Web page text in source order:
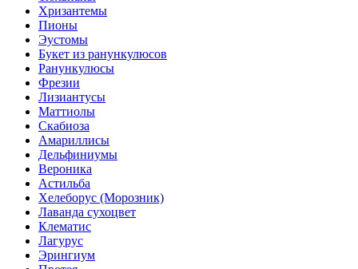
Хризантемы
Пионы
Эустомы
Букет из ранункулюсов
Ранункулюсы
Фрезии
Лизиантусы
Маттиолы
Скабиоза
Амариллисы
Дельфиниумы
Вероника
Астильба
Хелеборус (Морозник)
Лаванда сухоцвет
Клематис
Лагурус
Эрингиум